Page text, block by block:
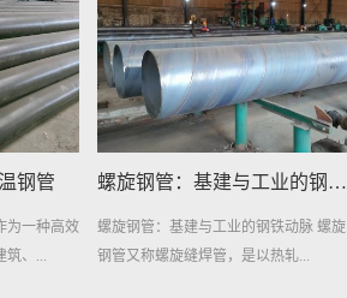
螺旋钢管：基建与工业的钢铁动脉
与工业的钢铁动脉 螺旋
焊管，是以热轧...
埋地排污水用防
埋地排污水用防腐螺旋
择，耐用更可靠 在当今社